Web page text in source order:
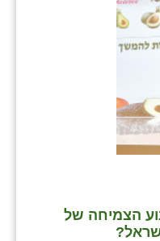
הצמיחה של